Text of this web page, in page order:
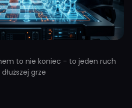
to nie koniec - to jeden ruch
grze